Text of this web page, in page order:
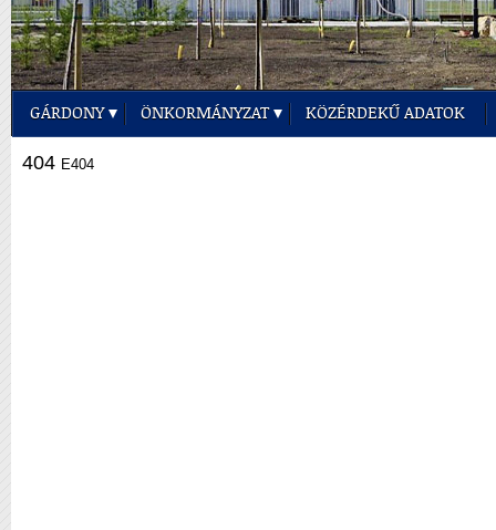
GÁRDONY ÖNKORMÁNYZAT KÖZÉRDEKŰ ADATOK
404 E404